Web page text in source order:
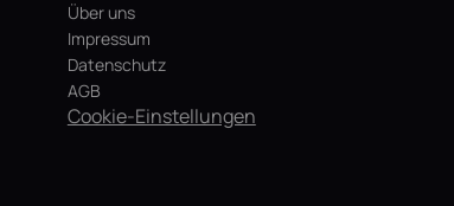
Über uns
Impressum
Datenschutz
AGB
Cookie-Einstellungen